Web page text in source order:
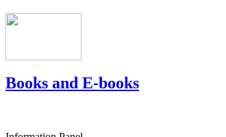
Books and E-books